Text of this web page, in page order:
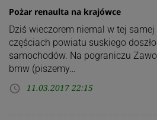
Pożar renaulta na krajówce
Dziś wieczorem niemal w tej
częściach powiatu suskiego
samochodów. Na pograniczu
bmw (piszemy…
access_time 11.03.2017 22:15